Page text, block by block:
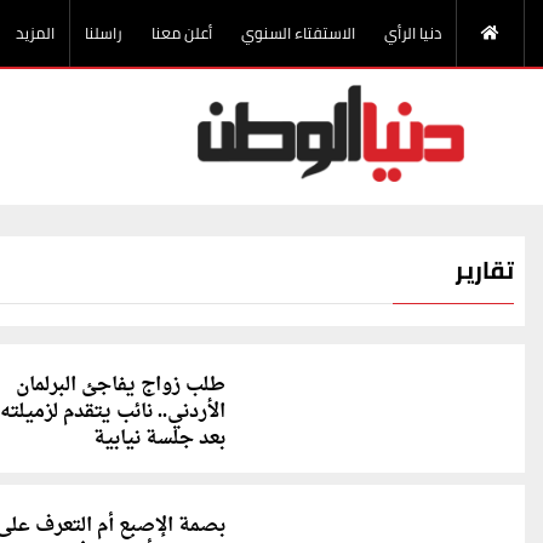
دنيا الرأي الاستفتاء السنوي أعلن معنا راسلنا المزيد
تقارير
طلب زواج يفاجئ البرلمان
الأردني.. نائب يتقدم لزميلته
بعد جلسة نيابية
بصمة الإصبع أم التعرف